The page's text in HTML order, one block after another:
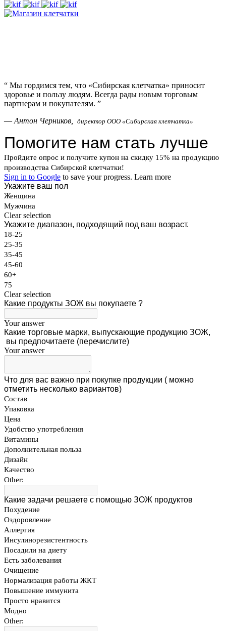
“ Мы гордимся тем, что «Сибирская клетчатка» приносит
здоровье и пользу людям. Всегда рады новым торговым
партнерам и покупателям. ”
— Антон Черников, директор ООО «Сибирская клетчатка»